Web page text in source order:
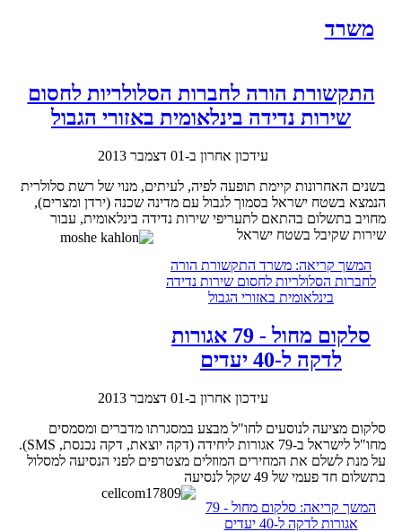
משרד
התקשורת הורה לחברות הסלולריות לחסום
שירות נדידה בינלאומית באזורי הגבול
עידכון אחרון ב-01 דצמבר 2013
בשנים האחרונות קיימת תופעה לפיה, לעיתים, מנוי של רשת סלולרית
הנמצא בשטח ישראל בסמוך לגבול עם מדינה שכנה (ירדן ומצרים),
מחויב בתשלום בהתאם לתעריפי שירות נדידה בינלאומית, עבור
שירות שקיבל בשטח ישראל
המשך קריאה: משרד התקשורת הורה
לחברות הסלולריות לחסום שירות נדידה
בינלאומית באזורי הגבול
סלקום מחול - 79 אגורות
לדקה ל-40 יעדים
עידכון אחרון ב-01 דצמבר 2013
סלקום מציעה לנוסעים לחו"ל מבצע במסגרתו מדברים ומסמסים
מחו"ל לישראל ב-79 אגורות ליחידה (דקה יוצאת, דקה נכנסת, SMS).
על מנת לשלם את המחירים המוזלים מצטרפים לפני הנסיעה למסלול
בתשלום חד פעמי של 49 שקל לנסיעה
המשך קריאה: סלקום מחול - 79
אגורות לדקה ל-40 יעדים